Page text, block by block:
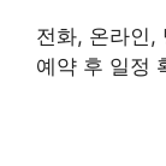
전화, 온라인,
예약 후 일정